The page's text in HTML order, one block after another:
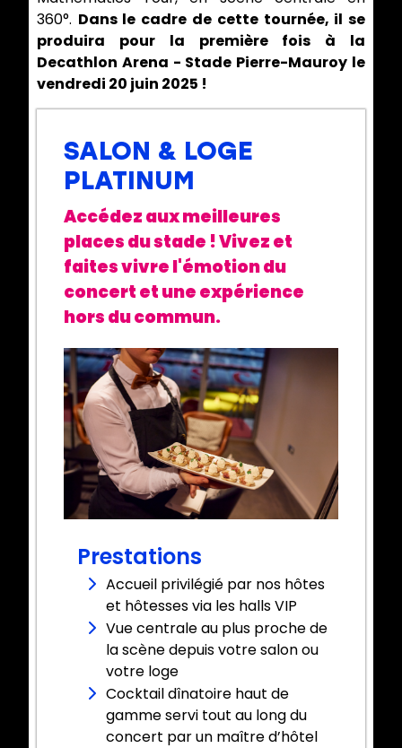
360°. Dans le cadre de cette tournée, il se
produira pour la première fois à la
Decathlon Arena - Stade Pierre-Mauroy le
vendredi 20 juin 2025 !
SALON & LOGE
PLATINUM
Accédez aux meilleures
places du stade ! Vivez et
faites vivre l'émotion du
concert et une expérience
hors du commun.
Prestations
Accueil privilégié par nos hôtes
et hôtesses via les halls VIP
Vue centrale au plus proche de
la scène depuis votre salon ou
votre loge
Cocktail dînatoire haut de
gamme servi tout au long du
concert par un maître d’hôtel